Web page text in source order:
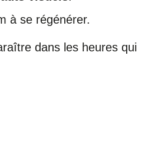
à se régénérer.
dans les heures qui